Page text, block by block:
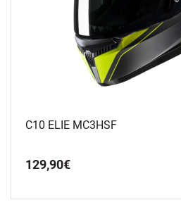
C10 ELIE MC3HSF
129,90€